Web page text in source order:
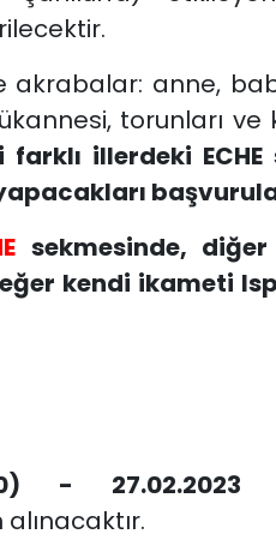
akrabalar: anne,
torunları ve
illerdeki
sekmesinde,
kendi ikameti
- 27.02.2023